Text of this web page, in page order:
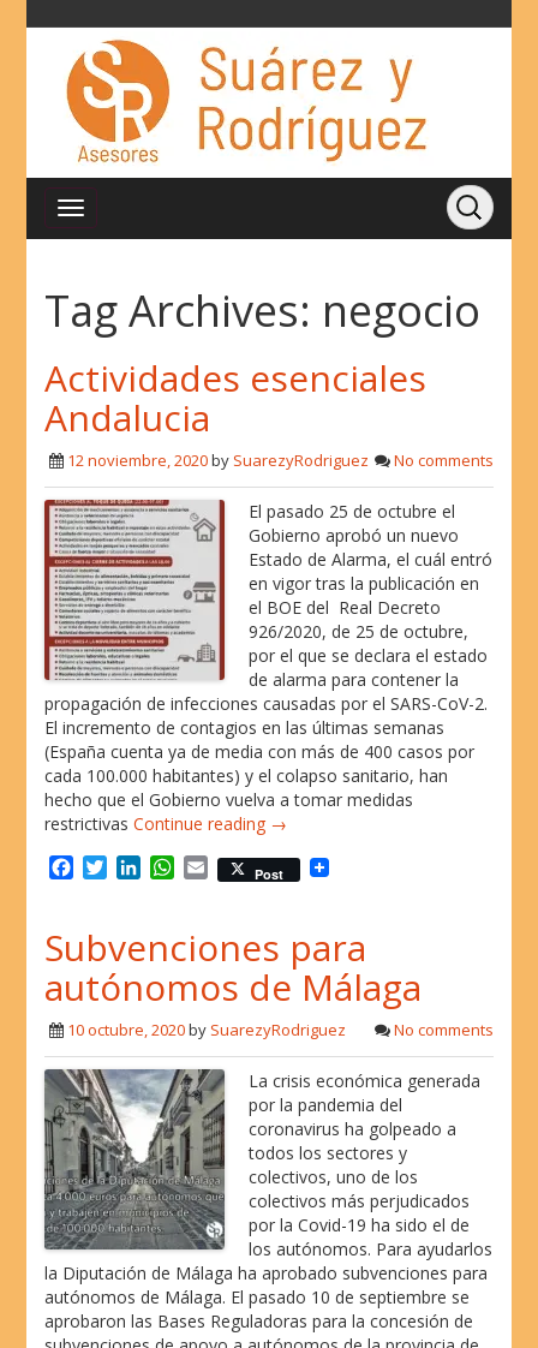
Tag Archives: negocio
Actividades esenciales
Andalucia
12 noviembre, 2020by SuarezyRodriguez No comments
El pasado 25 de octubre el
Gobierno aprobó un nuevo
Estado de Alarma, el cuál entró
en vigor tras la publicación en
el BOE del Real Decreto
926/2020, de 25 de octubre,
por el que se declara el estado
de alarma para contener la
propagación de infecciones causadas por el SARS-CoV-2.
El incremento de contagios en las últimas semanas
(España cuenta ya de media con más de 400 casos por
cada 100.000 habitantes) y el colapso sanitario, han
hecho que el Gobierno vuelva a tomar medidas
restrictivasContinue reading →
e
b
o
k
T
t
t
e
k
e
d
n
W
t
s
A
p
E
i
l
Post
Subvenciones para
autónomos de Málaga
10 octubre, 2020by SuarezyRodriguez No comments
La crisis económica generada
por la pandemia del
coronavirus ha golpeado a
todos los sectores y
colectivos, uno de los
colectivos más perjudicados
por la Covid-19 ha sido el de
los autónomos. Para ayudarlos
la Diputación de Málaga ha aprobado subvenciones para
autónomos de Málaga. El pasado 10 de septiembre se
aprobaron las Bases Reguladoras para la concesión de